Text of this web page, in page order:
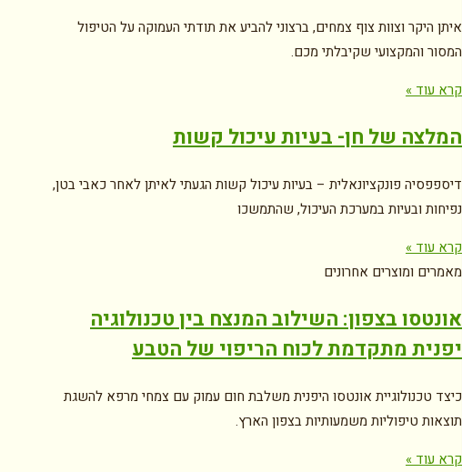
איתן היקר וצוות צוף צמחים, ברצוני להביע את תודתי העמוקה על הטיפול
המסור והמקצועי שקיבלתי מכם.
קרא עוד »
המלצה של חן- בעיות עיכול קשות
דיספפסיה פונקציונאלית – בעיות עיכול קשות הגעתי לאיתן לאחר כאבי בטן,
נפיחות ובעיות במערכת העיכול, שהתמשכו
קרא עוד »
מאמרים ומוצרים אחרונים
אונטסו בצפון: השילוב המנצח בין טכנולוגיה
יפנית מתקדמת לכוח הריפוי של הטבע
כיצד טכנולוגיית אונטסו היפנית משלבת חום עמוק עם צמחי מרפא להשגת
תוצאות טיפוליות משמעותיות בצפון הארץ.
קרא עוד »